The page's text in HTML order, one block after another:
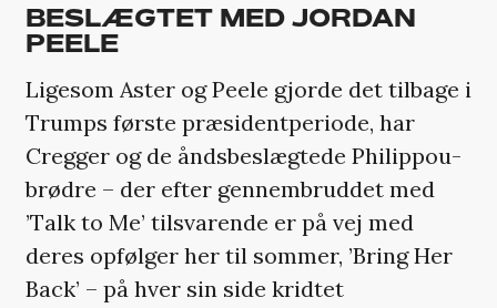
BESLÆGTET MED JORDAN
PEELE
Ligesom Aster og Peele gjorde det tilbage i
Trumps første præsidentperiode, har
Cregger og de åndsbeslægtede Philippou-
brødre – der efter gennembruddet med
’Talk to Me’ tilsvarende er på vej med
deres opfølger her til sommer, ’Bring Her
Back’ – på hver sin side kridtet